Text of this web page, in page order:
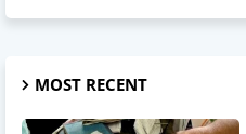
MOST RECENT